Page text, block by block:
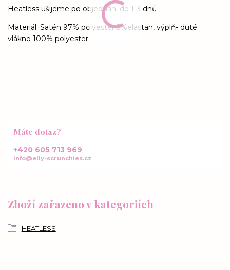
Heatless ušijeme po objednání do 1-3 dnů
Materiál: Satén 97% polyester 3%elastan, výplň- duté
vlákno 100% polyester
Zboží zařazeno v kategoriích
HEATLESS
Máte dotaz?
+420 605 713 969
info@elly-scrunchies.cz